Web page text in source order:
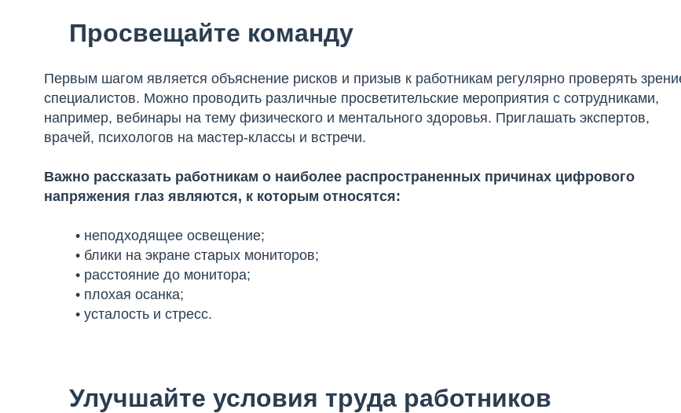
Просвещайте команду
Первым шагом является объяснение рисков и призыв к работникам регулярно проверять
специалистов. Можно проводить различные просветительские мероприятия с сотрудниками,
например, вебинары на тему физического и ментального здоровья. Приглашать экспертов,
врачей, психологов на мастер-классы и встречи.
Важно рассказать работникам о наиболее распространенных причинах цифрового
напряжения глаз являются, к которым относятся:
• неподходящее освещение;
• блики на экране старых мониторов;
• расстояние до монитора;
• плохая осанка;
• усталость и стресс.
Улучшайте условия труда работников